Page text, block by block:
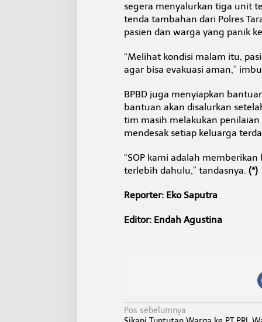
segera menyalurkan tiga unit
tenda tambahan dari Polres
pasien dan warga yang panik
“Melihat kondisi malam itu,
agar bisa evakuasi aman,”
BPBD juga menyiapkan
bantuan akan disalurkan
tim masih melakukan
mendesak setiap keluarga
“SOP kami adalah
terlebih dahulu,” tandasnya. (*)
Reporter: Eko Saputra
Editor: Endah Agustina
N
Pos sebelumnya